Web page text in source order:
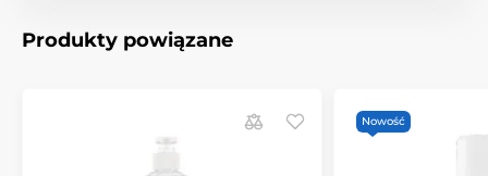
Produkty powiązane
Nowość